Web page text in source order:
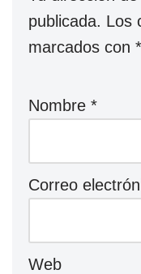
publicada. Los
marcados con *
Nombre *
Correo
Web